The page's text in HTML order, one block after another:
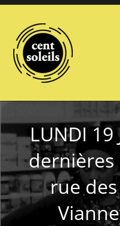
Skip
content
LUNDI 19
rue